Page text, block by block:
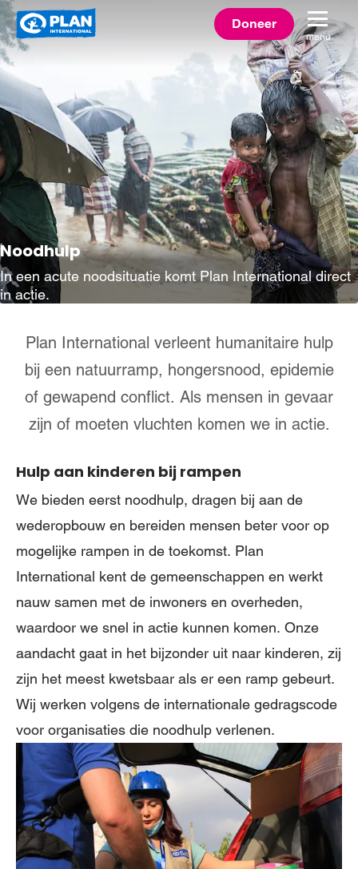
Doneer
menu
Noodhulp
In een acute noodsituatie komt Plan International direct
in actie.
Plan International verleent humanitaire hulp
bij een natuurramp, hongersnood, epidemie
of gewapend conflict. Als mensen in gevaar
zijn of moeten vluchten komen we in actie.
Hulp aan kinderen bij rampen
We bieden eerst noodhulp, dragen bij aan de
wederopbouw en bereiden mensen beter voor op
mogelijke rampen in de toekomst. Plan
International kent de gemeenschappen en werkt
nauw samen met de inwoners en overheden,
waardoor we snel in actie kunnen komen. Onze
aandacht gaat in het bijzonder uit naar kinderen, zij
zijn het meest kwetsbaar als er een ramp gebeurt.
Wij werken volgens de internationale gedragscode
voor organisaties die noodhulp verlenen.